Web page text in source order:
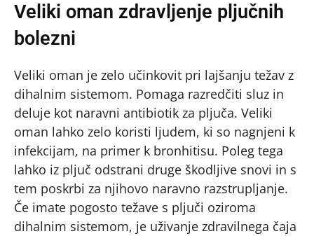
Veliki oman zdravljenje pljučnih
bolezni
Veliki oman je zelo učinkovit pri lajšanju težav z
dihalnim sistemom. Pomaga razredčiti sluz in
deluje kot naravni antibiotik za pljuča. Veliki
oman lahko zelo koristi ljudem, ki so nagnjeni k
infekcijam, na primer k bronhitisu. Poleg tega
lahko iz pljuč odstrani druge škodljive snovi in s
tem poskrbi za njihovo naravno razstrupljanje.
Če imate pogosto težave s pljuči oziroma
dihalnim sistemom, je uživanje zdravilnega čaja